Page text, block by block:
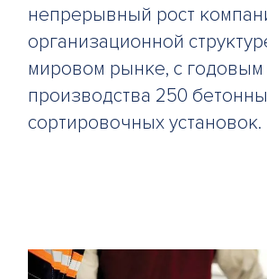
непрерывный рост
организационной
мировом рынке, с
производства 250
сортировочных установок.